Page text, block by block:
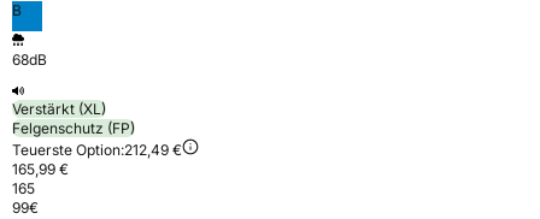
B
68dB
Verstärkt (XL)
Felgenschutz (FP)
Teuerste Option:212,49 €
165,99 €
165
99€